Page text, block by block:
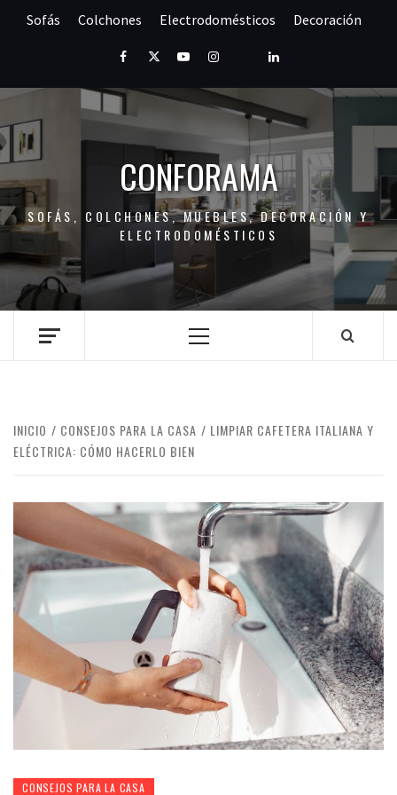
Sofás Colchones Electrodomésticos Decoración
FacebookTwitterYoutubeInstagramPinterestLinkedIn
CONFORAMA
SOFÁS, COLCHONES, MUEBLES, DECORACIÓN Y
ELECTRODOMÉSTICOS
Menú
INICIO CONSEJOS PARA LA CASA
LIMPIAR CAFETERA ITALIANA Y
ELÉCTRICA: CÓMO HACERLO BIEN
CONSEJOS PARA LA CASA